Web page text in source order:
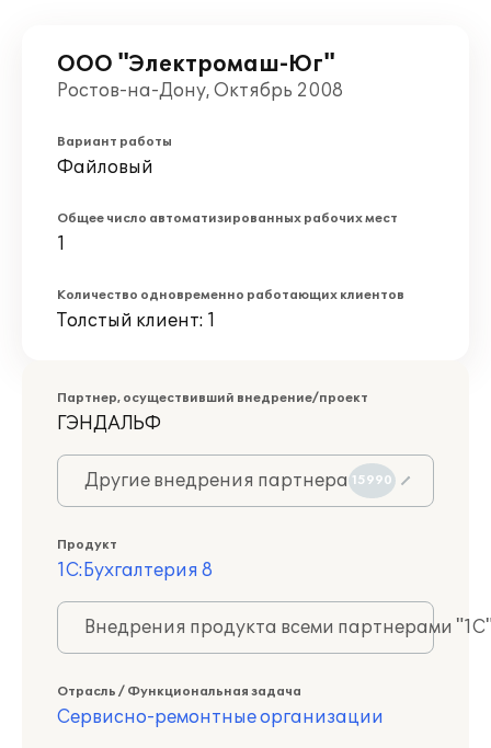
ООО "Электромаш-Юг"
Ростов-на-Дону, Октябрь 2008
Вариант работы
Файловый
Общее число автоматизированных рабочих мест
1
Количество одновременно работающих клиентов
Толстый клиент: 1
Партнер, осуществивший внедрение/проект
ГЭНДАЛЬФ
Другие внедрения партнера 15990
Продукт
1С:Бухгалтерия 8
Внедрения продукта всеми партнерами
Отрасль / Функциональная задача
Сервисно-ремонтные организации